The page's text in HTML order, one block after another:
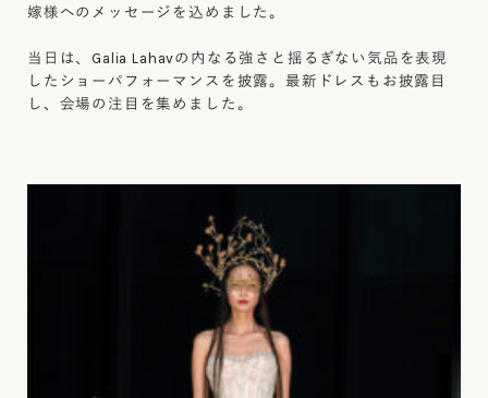
嫁様へのメッセージを込めました。
当日は、Galia Lahavの内なる強さと揺るぎない気品を表現
したショーパフォーマンスを披露。最新ドレスもお披露目
し、会場の注目を集めました。